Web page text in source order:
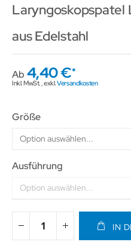
Laryngoskopspatel
aus Edelstahl
Ab 4,40 €
Inkl. MwSt.,exkl.Versandkosten
Größe
Ausführung
IN